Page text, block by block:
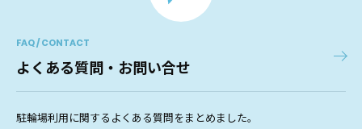
FAQ / CONTACT
よくある質問・お問い合せ
駐輪場利用に関するよくある質問をまとめました。